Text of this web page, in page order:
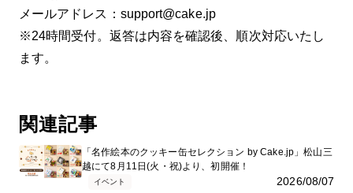
メールアドレス：support@cake.jp
※24時間受付。返答は内容を確認後、順次対応いたし
ます。
関連記事
「名作絵本のクッキー缶セレクション by Cake.jp」松山三
越にて8月11日(火・祝)より、初開催！
2026/08/07
イベント